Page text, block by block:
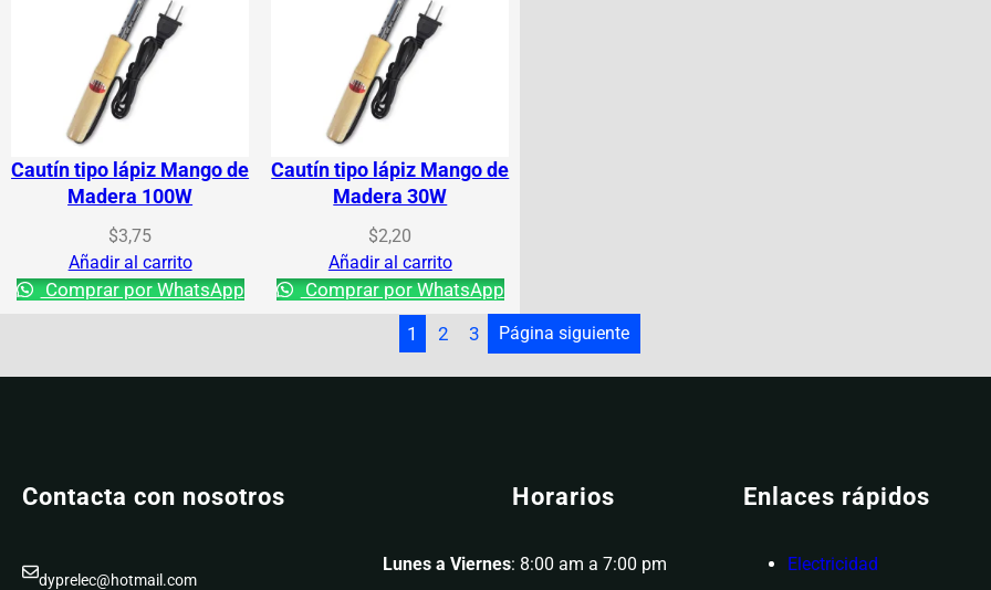
Cautín tipo lápiz Mango de
Madera 100W
$3,75
Añadir al carrito
Comprar por WhatsApp
Cautín tipo lápiz Mango de
Madera 30W
$2,20
Añadir al carrito
Comprar por WhatsApp
1
2 3 Página siguiente
Contacta con nosotros
dyprelec@hotmail.com
Horarios
Lunes a Viernes: 8:00 am a 7:00 pm
Enlaces rápidos
Electricidad